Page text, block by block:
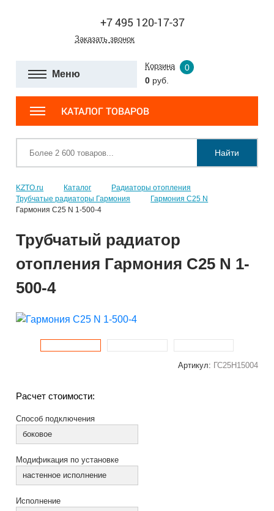
+7 495 120-17-37
Заказать звонок
Меню
Корзина
0
0 руб.
КАТАЛОГ ТОВАРОВ
Найти
KZTO.ru Каталог
Радиаторы отопления
Трубчатые радиаторы Гармония
Гармония С25 N
Гармония С25 N 1-500-4
Трубчатый радиатор
отопления Гармония С25 N 1-
500-4
Артикул: ГС25Н15004
Расчет стоимости:
Способ подключения
боковое
Модификация по установке
настенное исполнение
Исполнение